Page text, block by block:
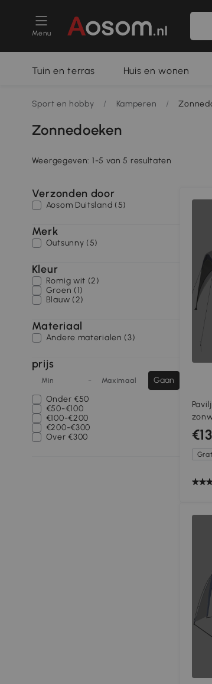
Menu
Tuin en terras Huis en wonen
Sport en hobby / Kamperen /
Zonnedoeken
Weergegeven: 1-5 van 5 resultaten
Verzonden door
Aosom Duitsland (5)
Merk
Outsunny (5)
Kleur
Romig wit (2)
Groen (1)
Blauw (2)
Materiaal
Andere materialen (3)
prijs
Min - Maximaal
Gaan
Onder €50
€50-€100
€100-€200
€200-€300
Over€300